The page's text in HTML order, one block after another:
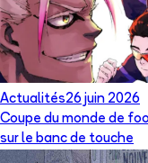
Actualités26 juin 2026
Coupe du monde de
sur le banc de touche